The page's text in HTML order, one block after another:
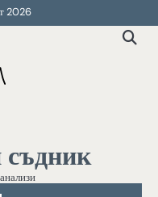
2026
съдник